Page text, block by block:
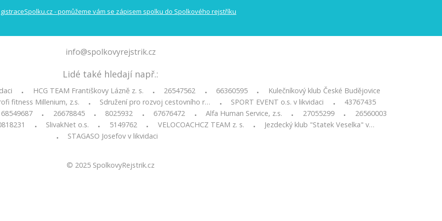
info@spolkovyrejstrik.cz
Lidé také hledají např.:
• HCG TEAM Františkovy Lázně z. s. • 26547562 • 66360595 •
Kulečníkový klub České Budějovice
fitness Millenium, z.s.
• Sdružení pro rozvoj cestovního r… • SPORT EVENT o.s. v likvidaci •
43767435
68549687
• 26678845 • 8025932 • 67676472 • Alfa Human Service, z.s. • 27055299 •
26560003
• SlivakNet o.s. • 5149762 • VELOCOACHCZ TEAM z. s. •
Jezdecký klub "Statek Veselka" v…
•
STAGASO Josefov v likvidaci
© 2025 SpolkovyRejstrik.cz